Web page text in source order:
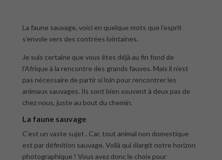
La faune sauvage, voici en quelque mots que l’esprit
s’envole vers des contrées lointaines.
Je suis certaine que vous êtes déjà au fin fond de
l’Afrique à la rencontre des grands fauves. Mais il n’est
pas nécessaire de partir si loin pour rencontrer les
animaux sauvages. Ils sont bien souvent à deux pas de
chez nous, juste au bout du chemin.
La faune sauvage
C’est un vaste sujet . Car, tout animal non domestique
est par définition sauvage. Voilà qui élargit notre horizon
photographique ! Vous avez donc le choix pour